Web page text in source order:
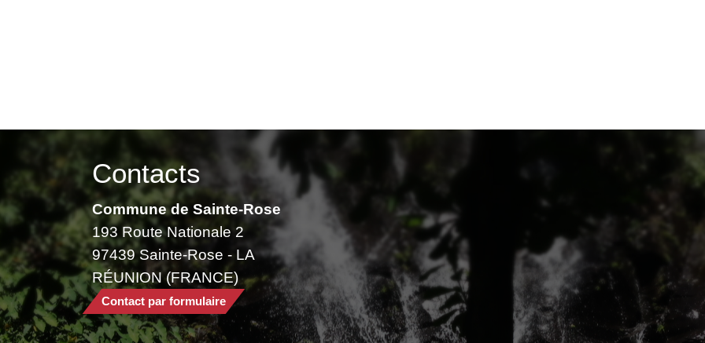
Contacts
Commune de Sainte-Rose
193 Route Nationale 2
97439 Sainte-Rose - LA
RÉUNION (FRANCE)
Contact par formulaire